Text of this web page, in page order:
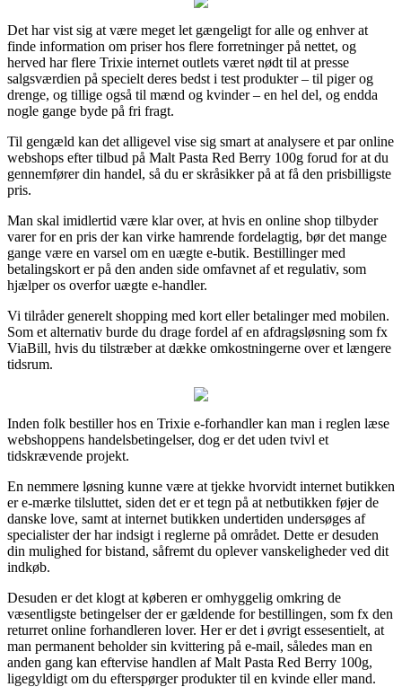
Det har vist sig at være meget let gængeligt for alle og enhver at
finde information om priser hos flere forretninger på nettet, og
herved har flere Trixie internet outlets været nødt til at presse
salgsværdien på specielt deres bedst i test produkter – til piger og
drenge, og tillige også til mænd og kvinder – en hel del, og endda
nogle gange byde på fri fragt.
Til gengæld kan det alligevel vise sig smart at analysere et par online
webshops efter tilbud på Malt Pasta Red Berry 100g forud for at du
gennemfører din handel, så du er skråsikker på at få den prisbilligste
pris.
Man skal imidlertid være klar over, at hvis en online shop tilbyder
varer for en pris der kan virke hamrende fordelagtig, bør det mange
gange være en varsel om en uægte e-butik. Bestillinger med
betalingskort er på den anden side omfavnet af et regulativ, som
hjælper os overfor uægte e-handler.
Vi tilråder generelt shopping med kort eller betalinger med mobilen.
Som et alternativ burde du drage fordel af en afdragsløsning som fx
ViaBill, hvis du tilstræber at dække omkostningerne over et længere
tidsrum.
Inden folk bestiller hos en Trixie e-forhandler kan man i reglen læse
webshoppens handelsbetingelser, dog er det uden tvivl et
tidskrævende projekt.
En nemmere løsning kunne være at tjekke hvorvidt internet butikken
er e-mærke tilsluttet, siden det er et tegn på at netbutikken føjer de
danske love, samt at internet butikken undertiden undersøges af
specialister der har indsigt i reglerne på området. Dette er desuden
din mulighed for bistand, såfremt du oplever vanskeligheder ved dit
indkøb.
Desuden er det klogt at køberen er omhyggelig omkring de
væsentligste betingelser der er gældende for bestillingen, som fx den
returret online forhandleren lover. Her er det i øvrigt essesentielt, at
man permanent beholder sin kvittering på e-mail, således man en
anden gang kan eftervise handlen af Malt Pasta Red Berry 100g,
ligegyldigt om du efterspørger produkter til en kvinde eller mand.